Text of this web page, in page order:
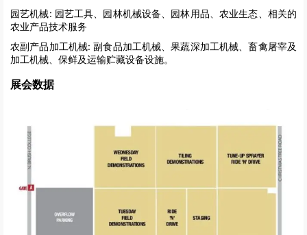
园艺机械: 园艺工具、园林机械设备、园林用品、农业生态、相关的
农业产品技术服务
农副产品加工机械: 副食品加工机械、果蔬深加工机械、畜禽屠宰及
加工机械、保鲜及运输贮藏设备设施。
展会数据